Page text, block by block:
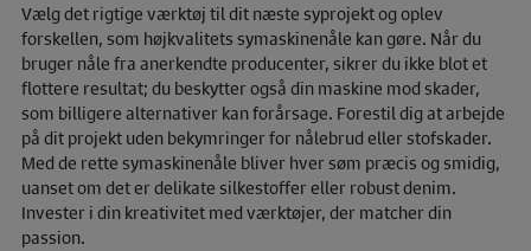
Vælg det rigtige værktøj til dit næste syprojekt og oplev
forskellen, som højkvalitets symaskinenåle kan gøre. Når du
bruger nåle fra anerkendte producenter, sikrer du ikke blot et
flottere resultat; du beskytter også din maskine mod skader,
som billigere alternativer kan forårsage. Forestil dig at arbejde
på dit projekt uden bekymringer for nålebrud eller stofskader.
Med de rette symaskinenåle bliver hver søm præcis og smidig,
uanset om det er delikate silkestoffer eller robust denim.
Invester i din kreativitet med værktøjer, der matcher din
passion.